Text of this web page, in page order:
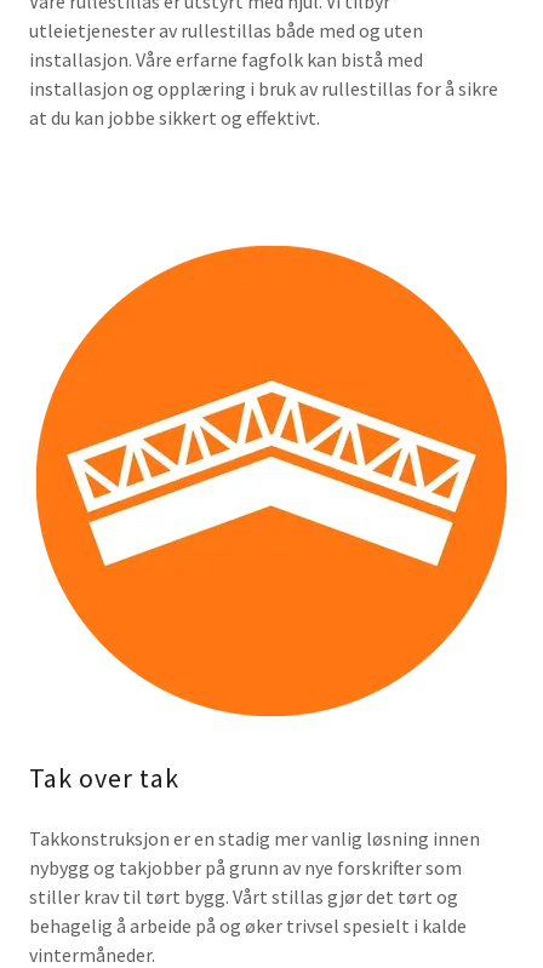
utleietjenester av rullestillas både med og uten
installasjon. Våre erfarne fagfolk kan bistå med
installasjon og opplæring i bruk av rullestillas for å sikre
at du kan jobbe sikkert og effektivt.
Tak over tak
Takkonstruksjon er en stadig mer vanlig løsning innen
nybygg og takjobber på grunn av nye forskrifter som
stiller krav til tørt bygg. Vårt stillas gjør det tørt og
behagelig å arbeide på og øker trivsel spesielt i kalde
vintermåneder.